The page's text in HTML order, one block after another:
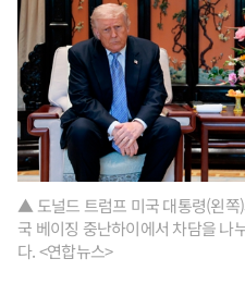
▲ 도널드 트럼프 미국 대통령(왼쪽
국 베이징 중난하이에서 차담을 나
다. <연합뉴스>